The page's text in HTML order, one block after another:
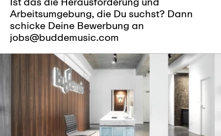
Arbeitsumgebung, die Du suchst? Dann
schicke Deine Bewerbung an
jobs@buddemusic.com